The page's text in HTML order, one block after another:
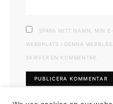
SPARA MITT NAMN, MIN E-
WEBBPLATS I DENNA
SKRIVER EN KOMMENTAR.